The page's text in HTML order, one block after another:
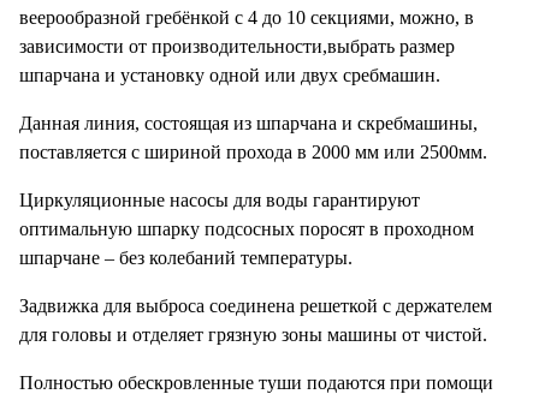
веерообразной гребёнкой с 4 до 10 секциями, можно, в
зависимости от производительности,выбрать размер
шпарчана и установку одной или двух сребмашин.
Данная линия, состоящая из шпарчана и скребмашины,
поставляется с шириной прохода в 2000 мм или 2500мм.
Циркуляционные насосы для воды гарантируют
оптимальную шпарку подсосных поросят в проходном
шпарчане – без колебаний температуры.
Задвижка для выброса соединена решеткой с держателем
для головы и отделяет грязную зоны машины от чистой.
Полностью обескровленные туши подаются при помощи